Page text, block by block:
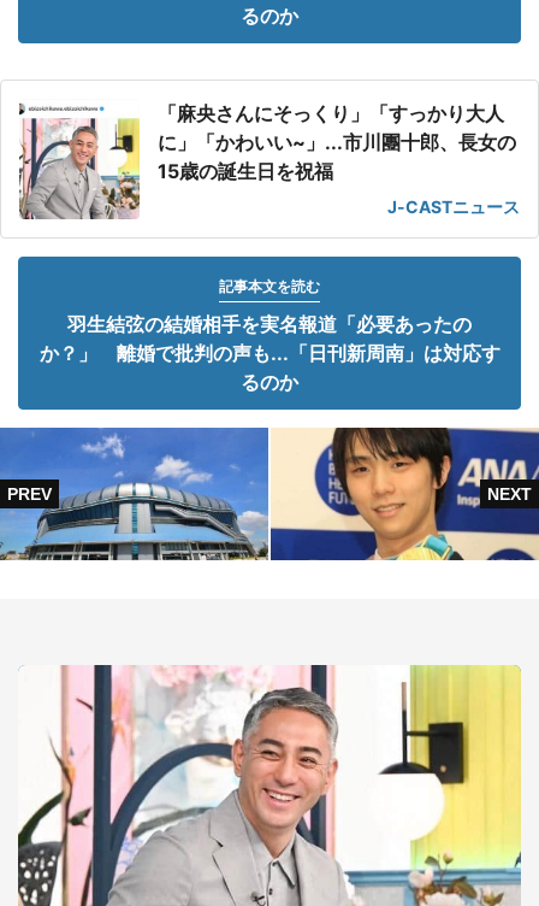
るのか
「麻央さんにそっくり」「すっかり大人
に」「かわいい~」...市川團十郎、長女の
15歳の誕生日を祝福
J-CASTニュース
記事本文を読む
羽生結弦の結婚相手を実名報道「必要あったの
か？」 離婚で批判の声も...「日刊新周南」は対応す
るのか